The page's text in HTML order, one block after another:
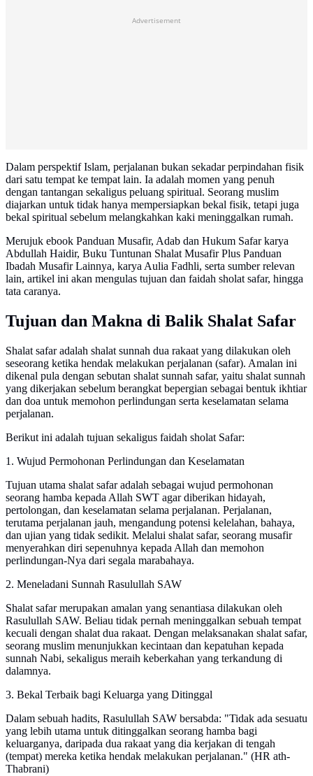
Advertisement
Dalam perspektif Islam, perjalanan bukan sekadar perpindahan fisik
dari satu tempat ke tempat lain. Ia adalah momen yang penuh
dengan tantangan sekaligus peluang spiritual. Seorang muslim
diajarkan untuk tidak hanya mempersiapkan bekal fisik, tetapi juga
bekal spiritual sebelum melangkahkan kaki meninggalkan rumah.
Merujuk ebook Panduan Musafir, Adab dan Hukum Safar karya
Abdullah Haidir, Buku Tuntunan Shalat Musafir Plus Panduan
Ibadah Musafir Lainnya, karya Aulia Fadhli, serta sumber relevan
lain, artikel ini akan mengulas tujuan dan faidah sholat safar, hingga
tata caranya.
Tujuan dan Makna di Balik Shalat Safar
Shalat safar adalah shalat sunnah dua rakaat yang dilakukan oleh
seseorang ketika hendak melakukan perjalanan (safar). Amalan ini
dikenal pula dengan sebutan shalat sunnah safar, yaitu shalat sunnah
yang dikerjakan sebelum berangkat bepergian sebagai bentuk ikhtiar
dan doa untuk memohon perlindungan serta keselamatan selama
perjalanan.
Berikut ini adalah tujuan sekaligus faidah sholat Safar:
1. Wujud Permohonan Perlindungan dan Keselamatan
Tujuan utama shalat safar adalah sebagai wujud permohonan
seorang hamba kepada Allah SWT agar diberikan hidayah,
pertolongan, dan keselamatan selama perjalanan. Perjalanan,
terutama perjalanan jauh, mengandung potensi kelelahan, bahaya,
dan ujian yang tidak sedikit. Melalui shalat safar, seorang musafir
menyerahkan diri sepenuhnya kepada Allah dan memohon
perlindungan-Nya dari segala marabahaya.
2. Meneladani Sunnah Rasulullah SAW
Shalat safar merupakan amalan yang senantiasa dilakukan oleh
Rasulullah SAW. Beliau tidak pernah meninggalkan sebuah tempat
kecuali dengan shalat dua rakaat. Dengan melaksanakan shalat safar,
seorang muslim menunjukkan kecintaan dan kepatuhan kepada
sunnah Nabi, sekaligus meraih keberkahan yang terkandung di
dalamnya.
3. Bekal Terbaik bagi Keluarga yang Ditinggal
Dalam sebuah hadits, Rasulullah SAW bersabda: "Tidak ada sesuatu
yang lebih utama untuk ditinggalkan seorang hamba bagi
keluarganya, daripada dua rakaat yang dia kerjakan di tengah
(tempat) mereka ketika hendak melakukan perjalanan." (HR ath-
Thabrani)